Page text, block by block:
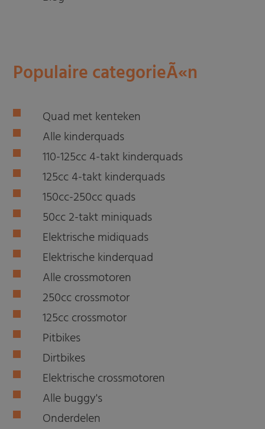
Populaire categorieÃ«n
Quad met kenteken
Alle kinderquads
110-125cc 4-takt kinderquads
125cc 4-takt kinderquads
150cc-250cc quads
50cc 2-takt miniquads
Elektrische midiquads
Elektrische kinderquad
Alle crossmotoren
250cc crossmotor
125cc crossmotor
Pitbikes
Dirtbikes
Elektrische crossmotoren
Alle buggy's
Onderdelen